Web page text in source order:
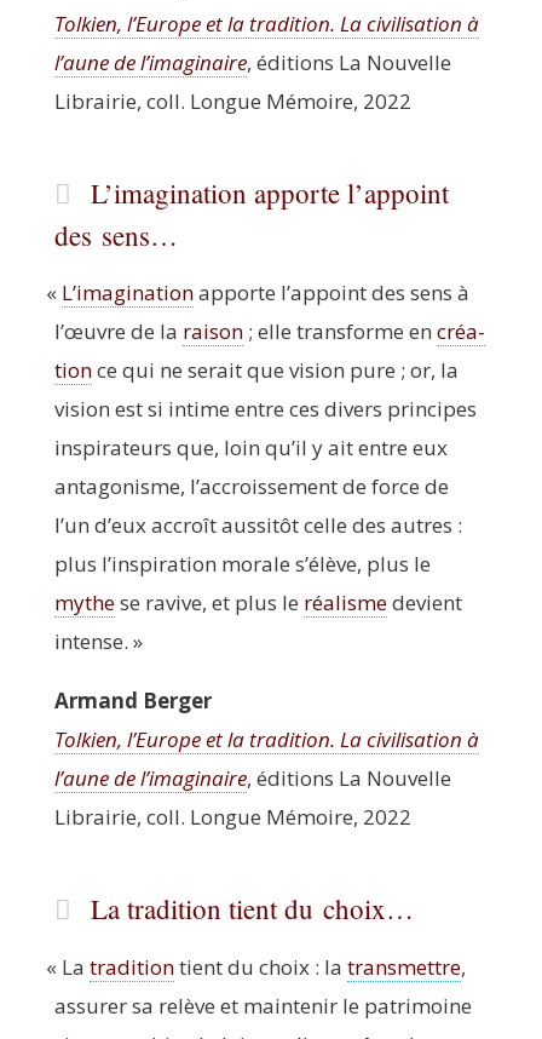
Tol­kien, l’Europe et la tra­di­tion. La civi­li­sa­tion à
l’aune de l’imaginaire, édi­tions La Nou­velle
Librai­rie, coll. Longue Mémoire, 2022
L’imagination apporte l’appoint
des sens…
« L’imaginationapporte l’appoint des sens à
l’œuvre de la rai­son; elle trans­forme en créa­
tionce qui ne serait que vision pure ; or, la
vision est si intime entre ces divers prin­cipes
ins­pi­ra­teurs que, loin qu’il y ait entre eux
anta­go­nisme, l’accroissement de force de
l’un d’eux accroît aus­si­tôt celle des autres :
plus l’inspiration morale s’élève, plus le
mythese ravive, et plus le réa­lismedevient
intense. »
Armand Ber­ger
Tol­kien, l’Europe et la tra­di­tion. La civi­li­sa­tion à
l’aune de l’imaginaire, édi­tions La Nou­velle
Librai­rie, coll. Longue Mémoire, 2022
La tradition tient du choix…
« La tra­di­tiontient du choix : la trans­mettre,
assu­rer sa relève et main­te­nir le patri­moine